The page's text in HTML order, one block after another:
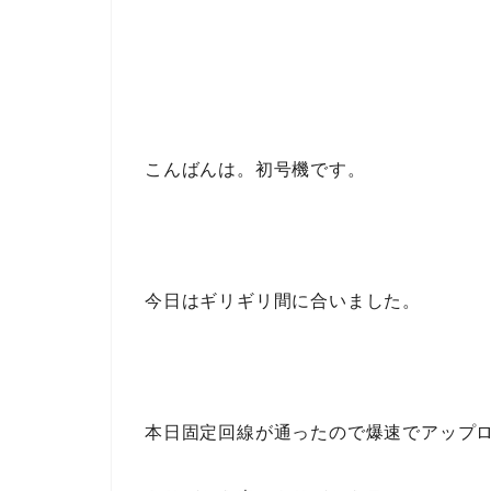
こんばんは。初号機です。
今日はギリギリ間に合いました。
本日固定回線が通ったので爆速でアップ